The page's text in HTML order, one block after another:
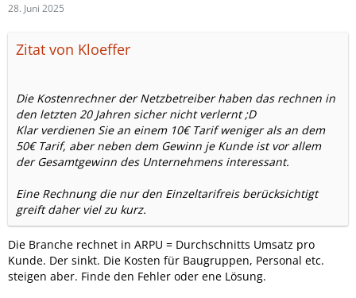
28. Juni 2025
Zitat von Kloeffer
Die Kostenrechner der Netzbetreiber haben das rechnen in
den letzten 20 Jahren sicher nicht verlernt ;D
Klar verdienen Sie an einem 10€ Tarif weniger als an dem
50€ Tarif, aber neben dem Gewinn je Kunde ist vor allem
der Gesamtgewinn des Unternehmens interessant.
Eine Rechnung die nur den Einzeltarifreis berücksichtigt
greift daher viel zu kurz.
Die Branche rechnet in ARPU = Durchschnitts Umsatz pro
Kunde. Der sinkt. Die Kosten für Baugruppen, Personal etc.
steigen aber. Finde den Fehler oder ene Lösung.